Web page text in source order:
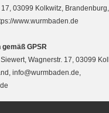
03099 Kolkwitz,
www.wurmbaden.de
GPSR
Wagnerstr. 17, 03099
info@wurmbaden.de,